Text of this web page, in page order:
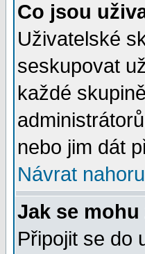
Co jsou
Uživatelské
seskupovat
každé
nebo jim dát
Návrat nahoru
Jak se
Připojit se do